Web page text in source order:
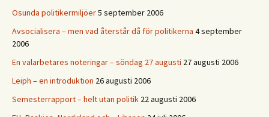
Osunda politikermiljöer5 september 2006
Avsocialisera – men vad återstår då för politikerna 4 september
2006
En valarbetares noteringar – söndag 27 augusti 27 augusti 2006
Leiph – en introduktion 26 augusti 2006
Semesterrapport – helt utan politik 22 augusti 2006